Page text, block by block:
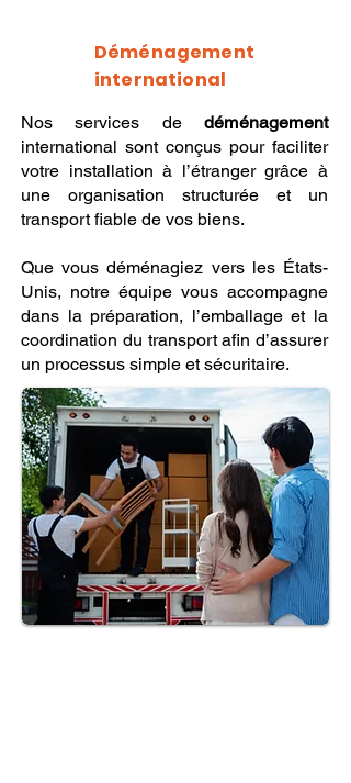
Déménagement
international
Nos services dedéménagement
international sont conçus pour faciliter
votre installation à l’étranger grâce à
une organisation structurée et un
transport fiable de vos biens.
Que vous déménagiez vers les États-
Unis, notre équipe vous accompagne
dans la préparation, l’emballage et la
coordination du transport afin d’assurer
un processus simple et sécuritaire.